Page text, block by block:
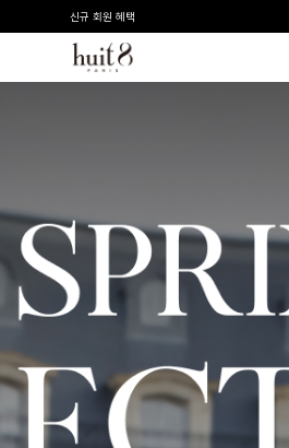
전 회원 무료배송 / 1회 사이즈 교환 무료